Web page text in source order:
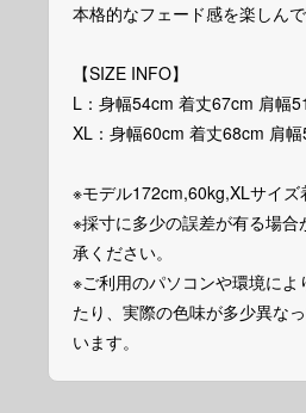
本格的なフェード感を楽しんで
【SIZE INFO】
L：身幅54cm 着丈67cm 肩幅
XL：身幅60cm 着丈68cm 肩
※モデル172cm,60kg,XLサイズ
※採寸に多少の誤差が有る場合
承ください。
※ご利用のパソコンや環境によ
たり、実際の色味が多少異な
います。